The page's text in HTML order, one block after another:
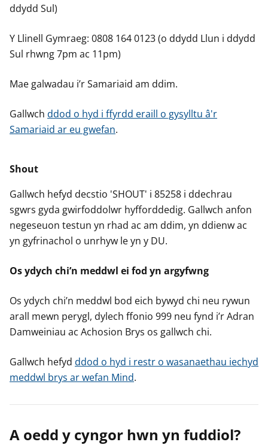
ddydd Sul)
Y Llinell Gymraeg: 0808 164 0123 (o ddydd Llun i ddydd
Sul rhwng 7pm ac 11pm)
Mae galwadau i’r Samariaid am ddim.
Gallwch ddod o hyd i ffyrdd eraill o gysylltu â'r
Samariaid ar eu gwefan.
Shout
Gallwch hefyd decstio 'SHOUT' i 85258 i ddechrau
sgwrs gyda gwirfoddolwr hyfforddedig. Gallwch anfon
negeseuon testun yn rhad ac am ddim, yn ddienw ac
yn gyfrinachol o unrhyw le yn y DU.
Os ydych chi’n meddwl ei fod yn argyfwng
Os ydych chi’n meddwl bod eich bywyd chi neu rywun
arall mewn perygl, dylech ffonio 999 neu fynd i’r Adran
Damweiniau ac Achosion Brys os gallwch chi.
Gallwch hefyd ddod o hyd i restr o wasanaethau iechyd
meddwl brys ar wefan Mind.
A oedd y cyngor hwn yn fuddiol?